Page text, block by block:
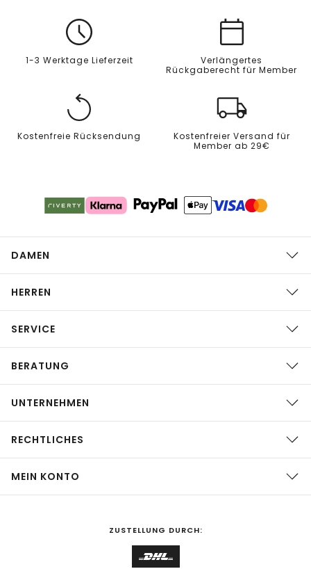
1-3 Werktage Lieferzeit
Verlängertes
Rückgaberecht für Member
Kostenfreie Rücksendung
Kostenfreier Versand für
Member ab 29€
DAMEN
HERREN
SERVICE
BERATUNG
UNTERNEHMEN
RECHTLICHES
MEIN KONTO
ZUSTELLUNG DURCH: